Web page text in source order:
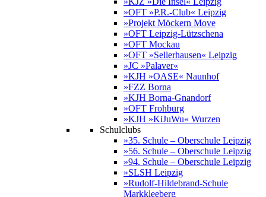
»OFT »P.R.-Club« Leipzig
»Projekt Möckern Move
»OFT Leipzig-Lützschena
»OFT Mockau
»OFT »Sellerhausen« Leipzig
»JC »Palaver«
»KJH »OASE« Naunhof
»FZZ Borna
»KJH Borna-Gnandorf
»OFT Frohburg
»KJH »KiJuWu« Wurzen
Schulclubs
»35. Schule – Oberschule Leipzig
»56. Schule – Oberschule Leipzig
»94. Schule – Oberschule Leipzig
»SLSH Leipzig
»Rudolf-Hildebrand-Schule
Markkleeberg